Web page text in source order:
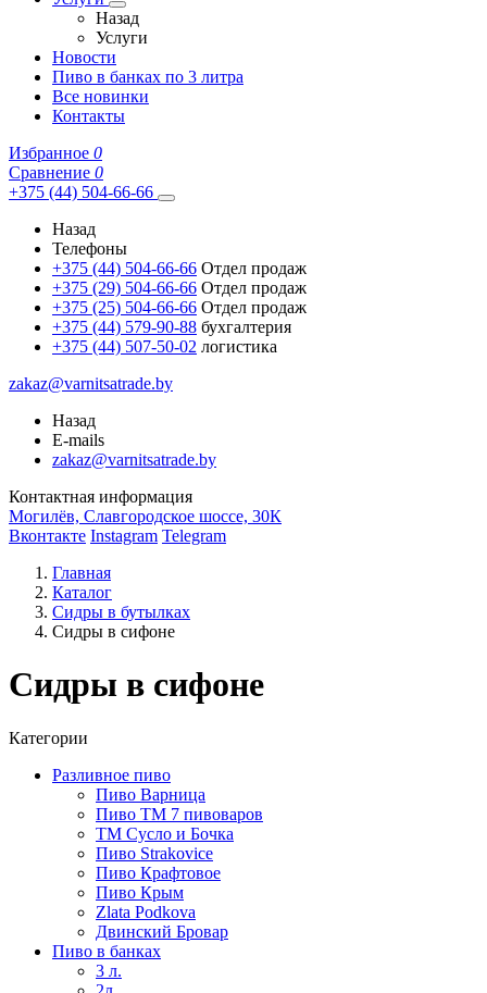
Назад
Услуги
Новости
Пиво в банках по 3 литра
Все новинки
Контакты
Избранное 0
Сравнение 0
+375 (44) 504-66-66
Назад
Телефоны
+375 (44) 504-66-66 Отдел продаж
+375 (29) 504-66-66 Отдел продаж
+375 (25) 504-66-66 Отдел продаж
+375 (44) 579-90-88 бухгалтерия
+375 (44) 507-50-02 логистика
zakaz@varnitsatrade.by
Назад
E-mails
zakaz@varnitsatrade.by
Контактная информация
Могилёв, Славгородское шоссе, 30К
Вконтакте Instagram Telegram
Главная
Каталог
Сидры в бутылках
Сидры в сифоне
Сидры в сифоне
Категории
Разливное пиво
Пиво Варница
Пиво ТМ 7 пивоваров
ТМ Сусло и Бочка
Пиво Strakovice
Пиво Крафтовое
Пиво Крым
Zlata Podkova
Двинский Бровар
Пиво в банках
3 л.